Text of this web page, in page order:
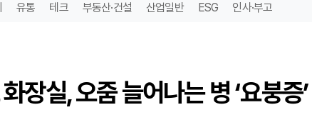
유통 테크 부동산·건설 산업일반 ESG 인사·부고
장실, 오줌 늘어나는 병 ‘요붕증’